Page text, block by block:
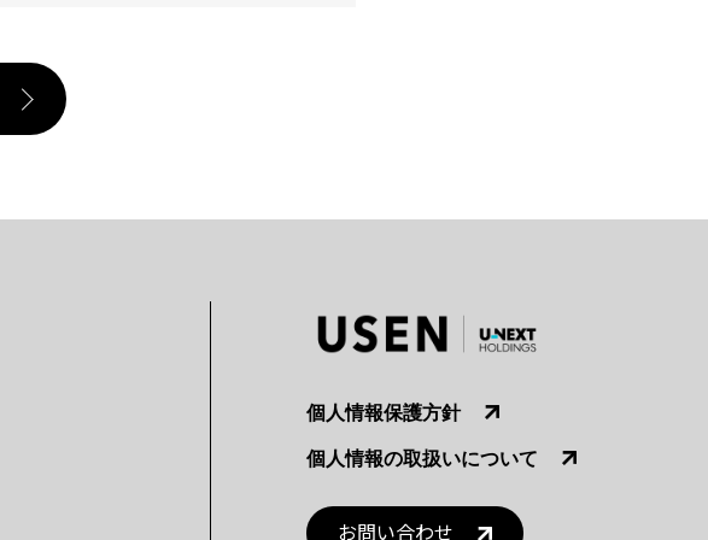
個人情報保護方針
個人情報の取扱いについて
お問い合わせ